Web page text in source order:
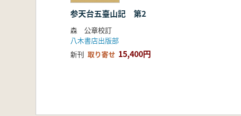
参天台五臺山記 第2
森 公章校訂
八木書店出版部
新刊 取り寄せ 15,400円